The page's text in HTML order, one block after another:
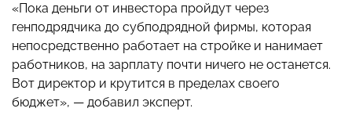
«Пока деньги от инвестора пройдут через
генподрядчика до субподрядной фирмы, которая
непосредственно работает на стройке и нанимает
работников, на зарплату почти ничего не останется.
Вот директор и крутится в пределах своего
бюджет», — добавил эксперт.